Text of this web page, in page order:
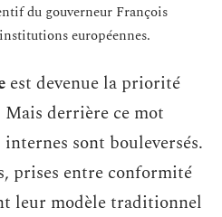
du gouverneur François
européennes.
est devenue la priorité
derrière ce mot
sont bouleversés.
prises entre conformité
leur modèle traditionnel